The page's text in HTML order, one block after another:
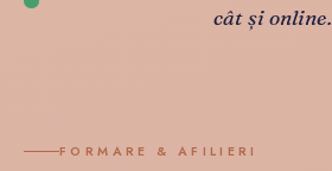
cât și online.
FORMARE & AFILIERI